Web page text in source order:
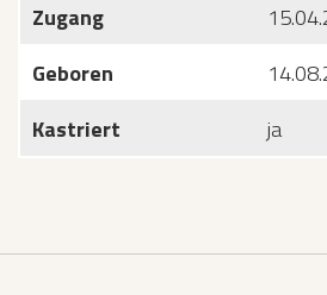
Zugang
Geboren
Kastriert
ja